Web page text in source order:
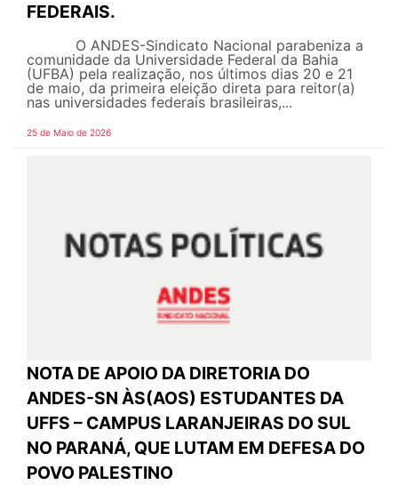
FEDERAIS.
O ANDES-Sindicato Nacional parabeniza a
comunidade da Universidade Federal da Bahia
(UFBA) pela realização, nos últimos dias 20 e 21
de maio, da primeira eleição direta para reitor(a)
nas universidades federais brasileiras,...
25 de Maio de 2026
NOTA DE APOIO DA DIRETORIA DO
ANDES-SN ÀS(AOS) ESTUDANTES DA
UFFS – CAMPUS LARANJEIRAS DO SUL
NO PARANÁ, QUE LUTAM EM DEFESA DO
POVO PALESTINO